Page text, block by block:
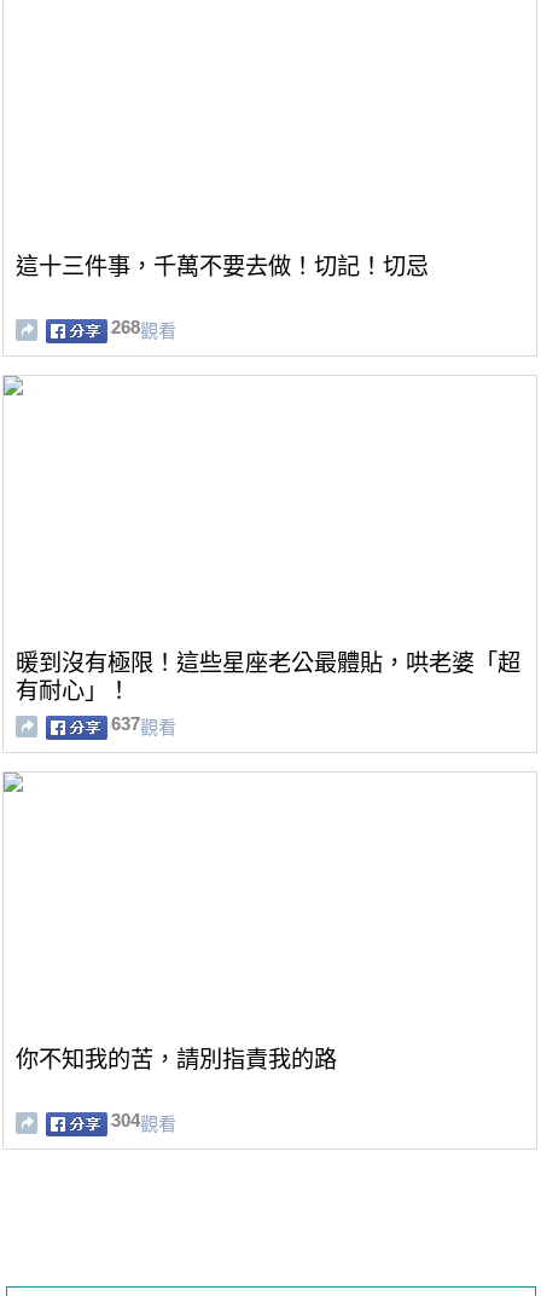
這十三件事，千萬不要去做！切記！切忌
268觀看
暖到沒有極限！這些星座老公最體貼，哄老婆「超
有耐心」！
637觀看
你不知我的苦，請別指責我的路
304觀看